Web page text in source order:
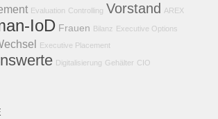
Evaluation Controlling Vorstand AREX
IoD Frauen Bilanz Executive Options
Executive Placement
Digitalisierung Gehälter CIO